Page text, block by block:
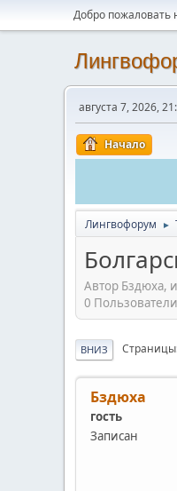
Добро пожаловать
августа 7, 2026,
Начало
Лингвофорум ►
Автор Бздюха,
0
ВНИЗ Страницы
Бздюха
гость
Записан